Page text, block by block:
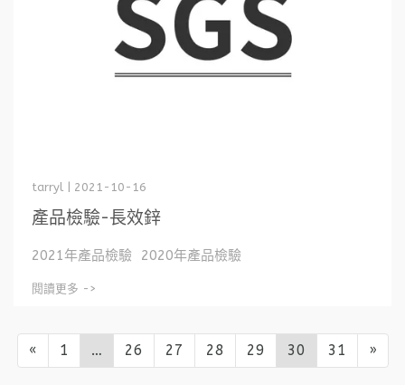
產品檢驗-長效鋅
tarryl | 2021-10-16
2021年產品檢驗 2020年產品檢驗
閱讀更多 ->
« 1 … 26 27 28 29 30 31 »